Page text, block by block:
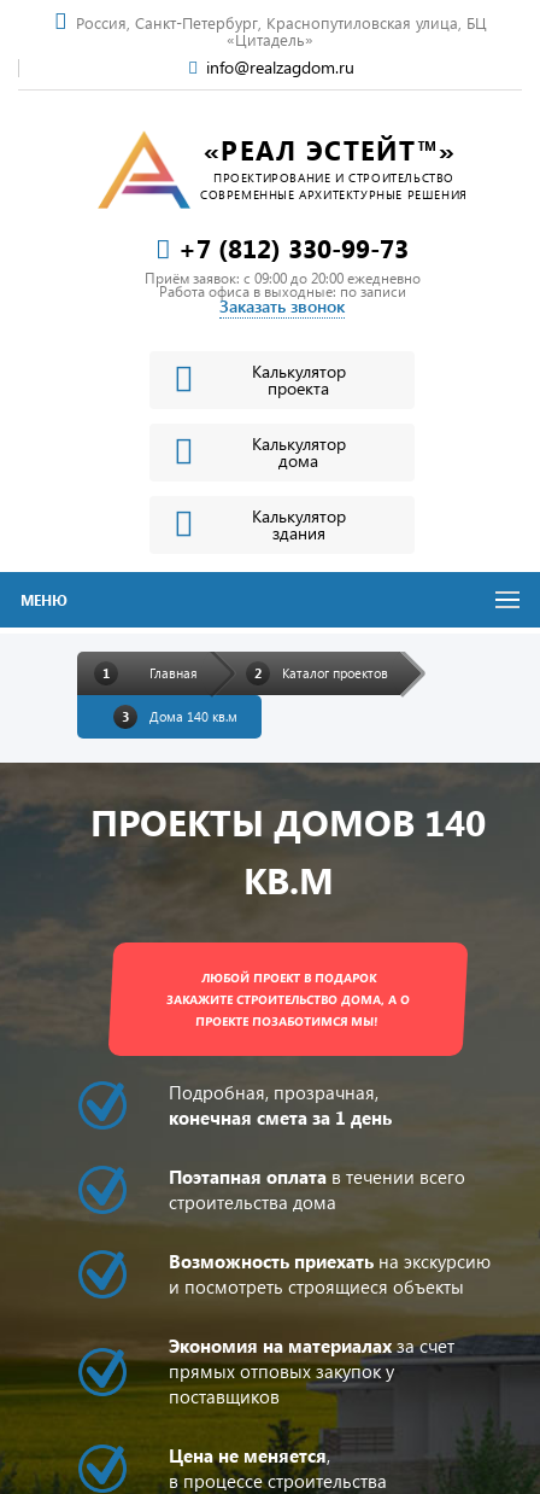
Россия, Санкт-Петербург, Краснопутиловская улица, БЦ
«Цитадель»
info@realzagdom.ru
«РЕАЛ ЭСТЕЙТ™»
ПРОЕКТИРОВАНИЕ И СТРОИТЕЛЬСТВО
СОВРЕМЕННЫЕ АРХИТЕКТУРНЫЕ РЕШЕНИЯ
+7 (812) 330-99-73
Приём заявок: c 09:00 до 20:00 ежедневно
Работа офиса в выходные: по записи
Заказать звонок
Калькулятор
проекта
Калькулятор
дома
Калькулятор
здания
МЕНЮ
Главная Каталог проектов
Дома 140 кв.м
ПРОЕКТЫ ДОМОВ 140
КВ.М
ЛЮБОЙ ПРОЕКТ В ПОДАРОК
ЗАКАЖИТЕ СТРОИТЕЛЬСТВО ДОМА, А О
ПРОЕКТЕ ПОЗАБОТИМСЯ МЫ!
Подробная, прозрачная,
конечная смета за 1 день
Поэтапная оплата в течении всего
строительства дома
Возможность приехать на экскурсию
и посмотреть строящиеся объекты
Экономия на материалахза счет
прямых отповых закупок у
поставщиков
Цена не меняется,
в процессе строительства